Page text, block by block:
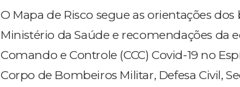
O Mapa de Risco segue as orientações
Ministério da Saúde e recomendações da
Comando e Controle (CCC) Covid-19 no
Corpo de Bombeiros Militar, Defesa Civil,